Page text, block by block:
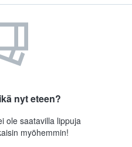
nyt eteen?
ole saatavilla lippuja
myöhemmin!